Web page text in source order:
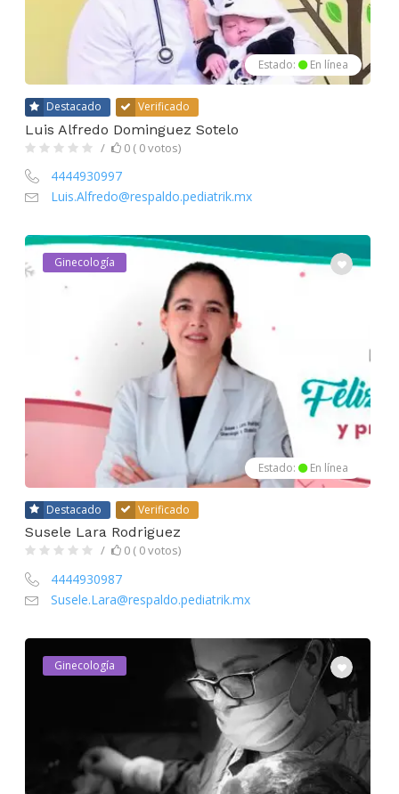
Estado: En línea
Destacado Verificado
Luis Alfredo Dominguez Sotelo
0 ( 0 votos)
4444930997
Luis.Alfredo@respaldo.pediatrik.mx
Ginecología
Estado: En línea
Destacado Verificado
Susele Lara Rodriguez
0 ( 0 votos)
4444930987
Susele.Lara@respaldo.pediatrik.mx
Ginecología